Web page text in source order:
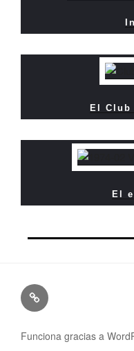
El
El
Funciona gracias a